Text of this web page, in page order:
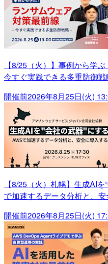
【8/25（火）】事例から学
今すぐ実践できる多重防御戦
開催前2026年8月25日(火)
【8/25（火）札幌】生成AI
で加速するデータ分析と、
開催前2026年8月25日(火)